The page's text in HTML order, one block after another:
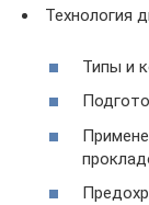
Технология
Типы и